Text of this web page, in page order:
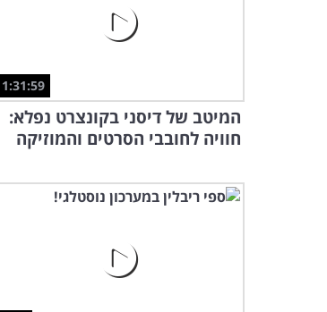
1:31:59
המיטב של דיסני בקונצרט נפלא:
חוויה לחובבי הסרטים והמוזיקה